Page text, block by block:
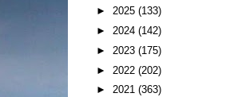
► 2025 (133)
► 2024 (142)
► 2023 (175)
► 2022 (202)
► 2021 (363)